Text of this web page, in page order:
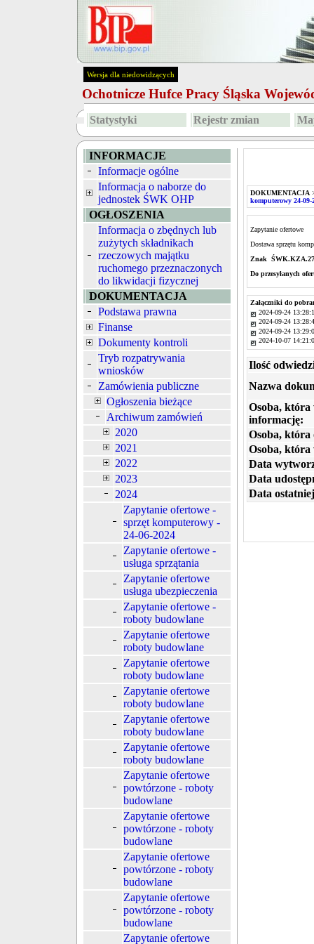
Wersja dla niedowidzących
Ochotnicze Hufce Pracy Śląska
Statystyki Rejestr zmian
INFORMACJE
Informacje ogólne
Informacja o naborze do
jednostek ŚWK OHP
OGŁOSZENIA
Informacja o zbędnych lub
zużytych składnikach
rzeczowych majątku
ruchomego przeznaczonych
do likwidacji fizycznej
DOKUMENTACJA
Podstawa prawna
Finanse
Dokumenty kontroli
Tryb rozpatrywania
wniosków
Zamówienia publiczne
Ogłoszenia bieżące
Archiwum zamówień
2020
2021
2022
2023
2024
Zapytanie ofertowe -
sprzęt komputerowy -
24-06-2024
Zapytanie ofertowe -
usługa sprzątania
Zapytanie ofertowe
usługa ubezpieczenia
Zapytanie ofertowe -
roboty budowlane
Zapytanie ofertowe
roboty budowlane
Zapytanie ofertowe
roboty budowlane
Zapytanie ofertowe
roboty budowlane
Zapytanie ofertowe
roboty budowlane
Zapytanie ofertowe
roboty budowlane
Zapytanie ofertowe
powtórzone - roboty
budowlane
Zapytanie ofertowe
powtórzone - roboty
budowlane
Zapytanie ofertowe
powtórzone - roboty
budowlane
Zapytanie ofertowe
powtórzone - roboty
budowlane
Zapytanie ofertowe
DOKUMENTACJA
komputerowy 24-09-
Zapytanie ofertowe
Dostawa sprzętu
Znak
Do przesyłanych
Załączniki do
2024-09-24
2024-09-24
2024-09-24
2024-10-07
Ilość
Nazwa
Osoba, która
informację:
Osoba, która
Osoba, która
Data
Data
Data